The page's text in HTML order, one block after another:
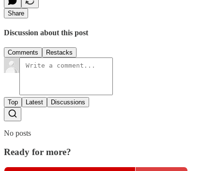
Share
Discussion about this post
Comments Restacks
Top Latest Discussions
No posts
Ready for more?